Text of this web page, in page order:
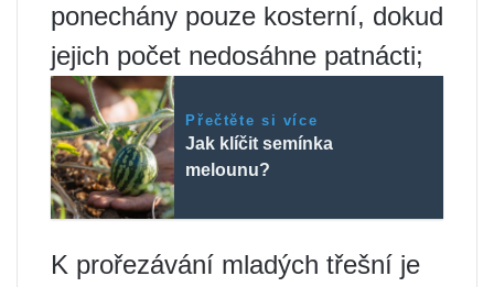
ponechány pouze kosterní, dokud
jejich počet nedosáhne patnácti;
Přečtěte si více
Jak klíčit semínka
melounu?
K prořezávání mladých třešní je